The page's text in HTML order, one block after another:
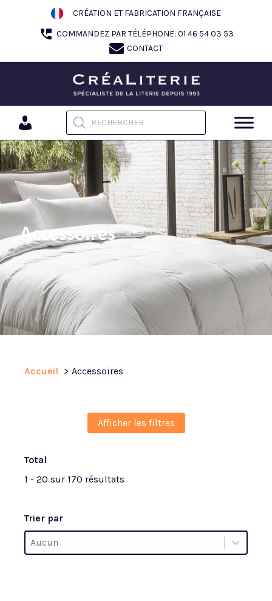
CRÉATION ET FABRICATION FRANÇAISE
COMMANDEZ PAR TÉLÉPHONE: 01 46 54 03 53
CONTACT
Recherche de produits
Accessoires
Accueil Accessoires
Afficher les filtres
Total
1 - 20 sur 170 résultats
Trier par
Trier par
Trier par
Trier par